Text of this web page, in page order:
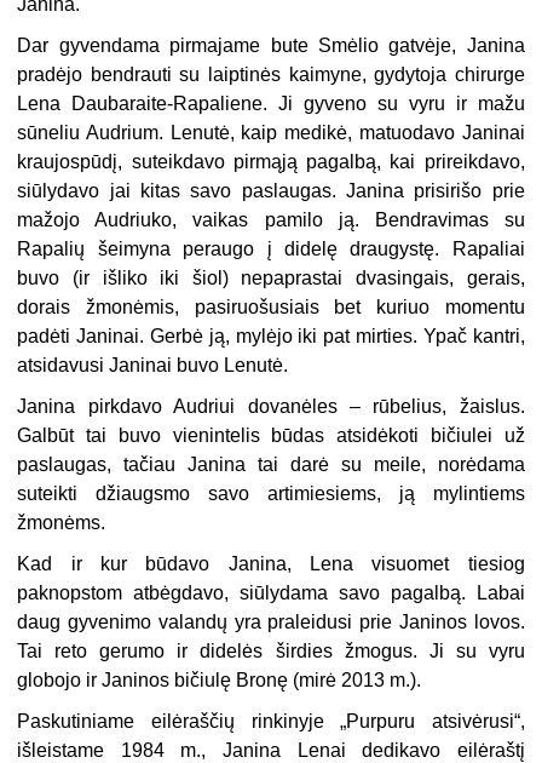
Janina.
Dar gyvendama pirmajame bute Smėlio gatvėje, Janina
pradėjo bendrauti su laiptinės kaimyne, gydytoja chirurge
Lena Daubaraite-Rapaliene. Ji gyveno su vyru ir mažu
sūneliu Audrium. Lenutė, kaip medikė, matuodavo Janinai
kraujospūdį, suteikdavo pirmąją pagalbą, kai prireikdavo,
siūlydavo jai kitas savo paslaugas. Janina prisirišo prie
mažojo Audriuko, vaikas pamilo ją. Bendravimas su
Rapalių šeimyna peraugo į didelę draugystę. Rapaliai
buvo (ir išliko iki šiol) nepaprastai dvasingais, gerais,
dorais žmonėmis, pasiruošusiais bet kuriuo momentu
padėti Janinai. Gerbė ją, mylėjo iki pat mirties. Ypač kantri,
atsidavusi Janinai buvo Lenutė.
Janina pirkdavo Audriui dovanėles – rūbelius, žaislus.
Galbūt tai buvo vienintelis būdas atsidėkoti bičiulei už
paslaugas, tačiau Janina tai darė su meile, norėdama
suteikti džiaugsmo savo artimiesiems, ją mylintiems
žmonėms.
Kad ir kur būdavo Janina, Lena visuomet tiesiog
paknopstom atbėgdavo, siūlydama savo pagalbą. Labai
daug gyvenimo valandų yra praleidusi prie Janinos lovos.
Tai reto gerumo ir didelės širdies žmogus. Ji su vyru
globojo ir Janinos bičiulę Bronę (mirė 2013 m.).
Paskutiniame eilėraščių rinkinyje „Purpuru atsivėrusi“,
išleistame 1984 m., Janina Lenai dedikavo eilėraštį